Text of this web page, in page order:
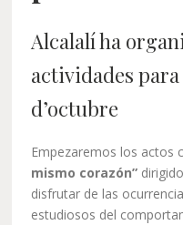
Alcalalí ha
actividades
d’octubre
Empezaremos los actos
mismo corazón”
disfrutar de las
estudiosos del